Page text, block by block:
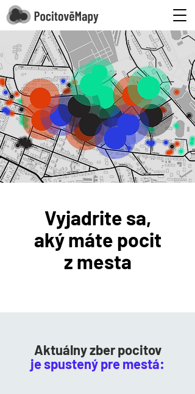
Vyjadrite sa,
aký máte pocit
z mesta
Aktuálny zber pocitov
je spustený pre mestá: